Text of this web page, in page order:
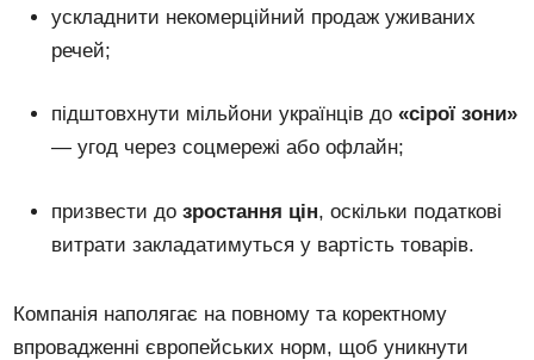
ускладнити некомерційний продаж уживаних
речей;
підштовхнути мільйони українців до«сірої зони»
— угод через соцмережі або офлайн;
призвести дозростання цін, оскільки податкові
витрати закладатимуться у вартість товарів.
Компанія наполягає на повному та коректному
впровадженні європейських норм, щоб уникнути